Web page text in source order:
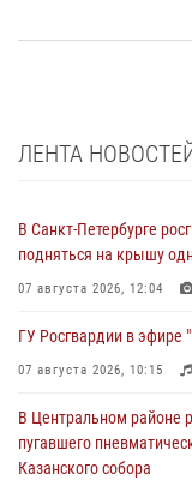
ЛЕНТА
В Санкт-Петербурге
подняться на крышу
07 августа 2026, 12:04
ГУ Росгвардии в эфире
07 августа 2026, 10:15
В Центральном районе
пугавшего
Казанского собора